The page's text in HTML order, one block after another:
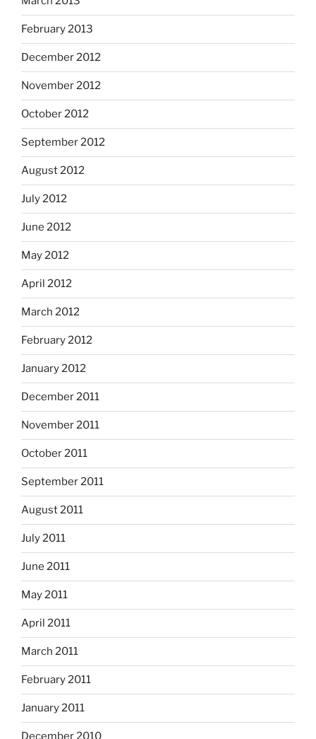
February 2013
December 2012
November 2012
October 2012
September 2012
August 2012
July 2012
June 2012
May 2012
April 2012
March 2012
February 2012
January 2012
December 2011
November 2011
October 2011
September 2011
August 2011
July 2011
June 2011
May 2011
April 2011
March 2011
February 2011
January 2011
December 2010